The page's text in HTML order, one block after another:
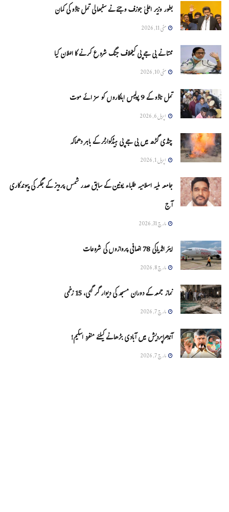
بطور وزیر اعلیٰ جوزف وجئے نے سنبھالی تمل ناڈو کی کمان
مئی 11, 2026
ممتا نے بی جے پی کیخلاف جنگ شروع کرنے کا اعلان کیا
مئی 10, 2026
تمل ناڈو کے 9 پولیس اہلکاروں کو سزائے موت
اپریل 6, 2026
چنڈی گڑھ میں بی جے پی ہیڈکوارٹر کے باہر دھماکہ
اپریل 1, 2026
جامعہ ملیہ اسلامیہ طلباء یونین کے سابق صدر شمس پرویز کے جگر کی پیوندکاری
آج
مارچ 31, 2026
ایئر انڈیاکی 78 اضافی پروازوں کی شروعات
مارچ 8, 2026
نماز جمعہ کے دوران مسجد کی دیوار گر گئی، 15 زخمی
مارچ 7, 2026
آندھراپردیش میں آبادی بڑھانے کیلئے منفرد اسکیم!
مارچ 7, 2026